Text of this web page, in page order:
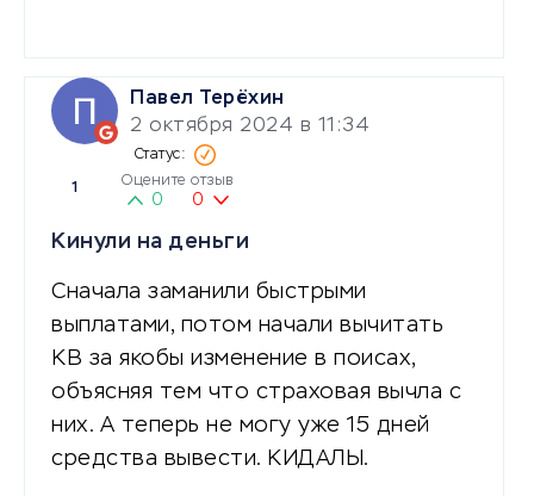
Павел Терёхин
2 октября 2024 в 11:34
1 Оцените отзыв
0 0
Кинули на деньги
Сначала заманили быстрыми
выплатами, потом начали вычитать
КВ за якобы изменение в поисах,
объясняя тем что страховая вычла с
них. А теперь не могу уже 15 дней
средства вывести. КИДАЛЫ.